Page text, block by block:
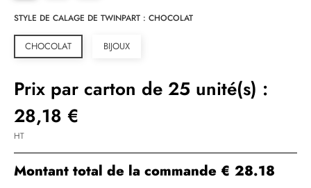
STYLE DE CALAGE DE TWINPART : CHOCOLAT
CHOCOLAT BIJOUX
Prix par carton de 25 unité(s) :
28,18 €
HT
Montant total de la commande € 28.18